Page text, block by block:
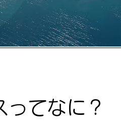
ってなに？